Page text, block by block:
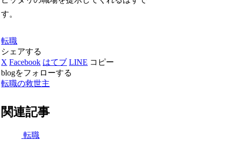
す。
転職
シェアする
X Facebook はてブ LINE コピー
blogをフォローする
転職の救世主
関連記事
転職